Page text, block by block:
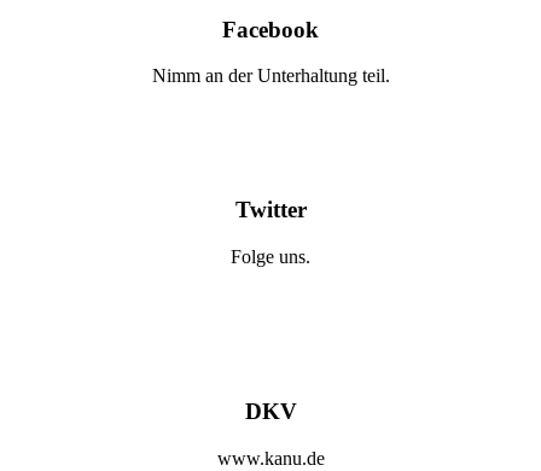
Facebook
Nimm an der Unterhaltung teil.
Twitter
Folge uns.
DKV
www.kanu.de